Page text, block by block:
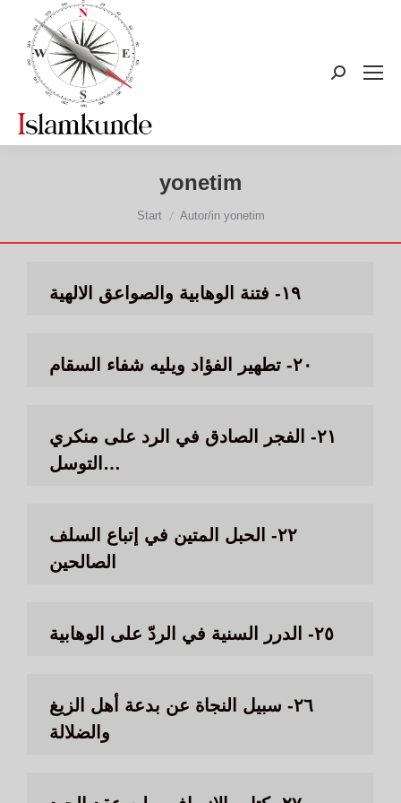
Search:
yonetim
Sie befinden sich hier:
Start Autor/in yonetim
١٩- فتنة الوهابية والصواعق الالهية
٢٠- تطهير الفؤاد ويليه شفاء السقام
٢١- الفجر الصادق في الرد على منكري
التوسل…
٢٢- الحبل المتين في إتباع السلف
الصالحين
٢٥- الدرر السنية في الردّ على الوهابية
٢٦- سبيل النجاة عن بدعة أهل الزيغ
والضلالة